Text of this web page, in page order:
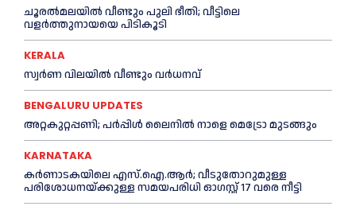
ചൂരല്‍മലയില്‍ വീണ്ടും പുലി ഭീതി; വീട്ടിലെ
വളര്‍ത്തുനായയെ പിടികൂടി
KERALA
സ്വർണ വിലയില്‍ വീണ്ടും വർധനവ്
BENGALURU UPDATES
അറ്റകുറ്റപ്പണി; പർപ്പിൾ ലൈനില്‍ നാളെ മെട്രോ മുടങ്ങും
KARNATAKA
കർണാടകയിലെ എസ്.ഐ.ആർ; വീടുതോറുമുള്ള
പരിശോധനയ്ക്കുള്ള സമയപരിധി ഓഗസ്റ്റ് 17 വരെ നീട്ടി